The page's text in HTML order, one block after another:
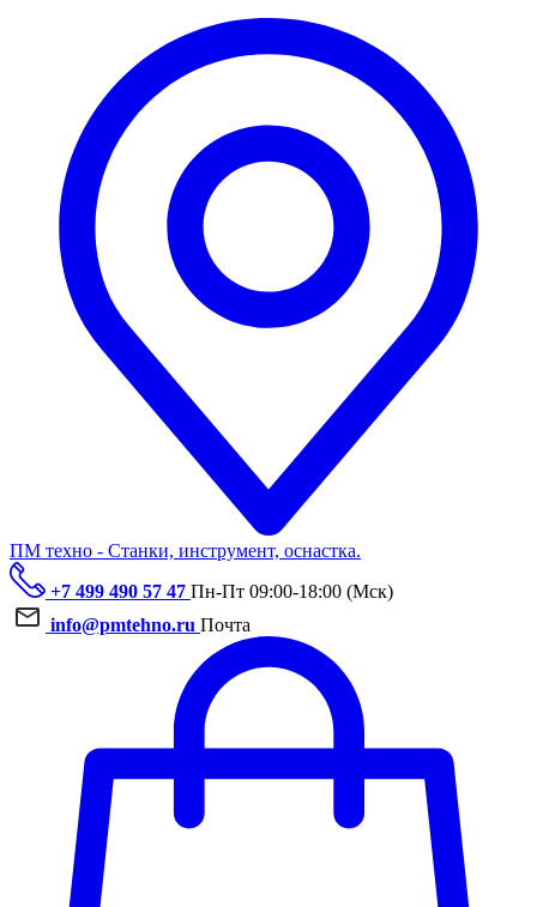
ПМ техно - Станки, инструмент, оснастка.
+7 499 490 57 47 Пн-Пт 09:00-18:00 (Мск)
info@pmtehno.ru Почта